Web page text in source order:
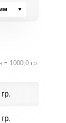
= 1000,0 гр.
гр.
гр.